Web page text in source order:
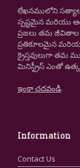
లేఖనములోని
స్పష్టమైన మరియు
ప్రజలు తమ జీవితాల
ప్రతికూలమైన
క్రైస్తవులుగా తమ
మినిస్ట్రీస్ ఎంతో
ఇంకా చదవండి.
Information
Contact Us